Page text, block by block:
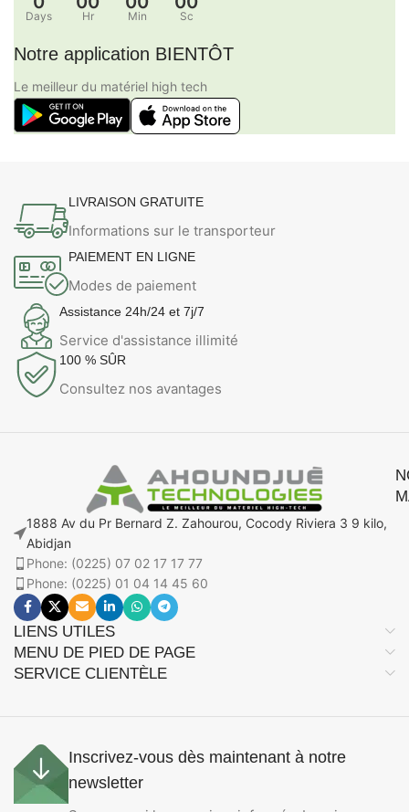
Days Hr Min Sc
Notre application BIENTÔT
Le meilleur du matériel high tech
LIVRAISON GRATUITE
Informations sur le transporteur
PAIEMENT EN LIGNE
Modes de paiement
Assistance 24h/24 et 7j/7
Service d'assistance illimité
100 % SÛR
Consultez nos avantages
1888 Av du Pr Bernard Z. Zahourou, Cocody Riviera 3 9 kilo,
Abidjan
Phone: (0225) 07 02 17 17 77
Phone: (0225) 01 04 14 45 60
LIENS UTILES
MENU DE PIED DE PAGE
SERVICE CLIENTÈLE
Inscrivez-vous dès maintenant à notre
newsletter